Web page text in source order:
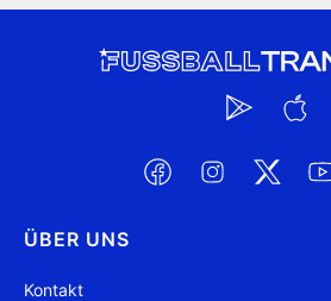
ÜBER UNS
Kontakt